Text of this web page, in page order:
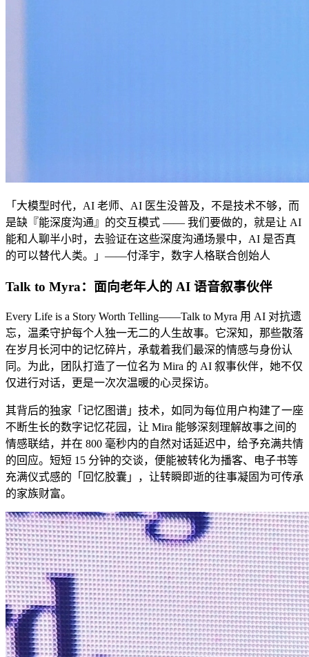
「大模型时代，AI 老师、AI 医生没普及，不是技术不够，而
是缺『能深度沟通』的交互模式 —— 我们要做的，就是让 AI
能和人聊半小时，去验证在这些深度沟通场景中，AI 是否真
的可以替代人类。」——付泽宇，数字人格联合创始人
Talk to Myra：面向老年人的 AI 语音叙事伙伴
Every Life is a Story Worth Telling——Talk to Myra 用 AI 对抗遗
忘，温柔守护每个人独一无二的人生故事。它深知，那些散落
在岁月长河中的记忆碎片，承载着我们最深的情感与身份认
同。为此，团队打造了一位名为 Mira 的 AI 叙事伙伴，她不仅
仅进行对话，更是一次次温暖的心灵探访。
其背后的独家「记忆图谱」技术，如同为每位用户构建了一座
不断生长的数字记忆花园，让 Mira 能够深刻理解故事之间的
情感联结，并在 800 毫秒内的自然对话延迟中，给予充满共情
的回应。短短 15 分钟的交谈，便能被转化为播客、电子书等
充满仪式感的「回忆胶囊」，让转瞬即逝的往事凝固为可传承
的家族财富。